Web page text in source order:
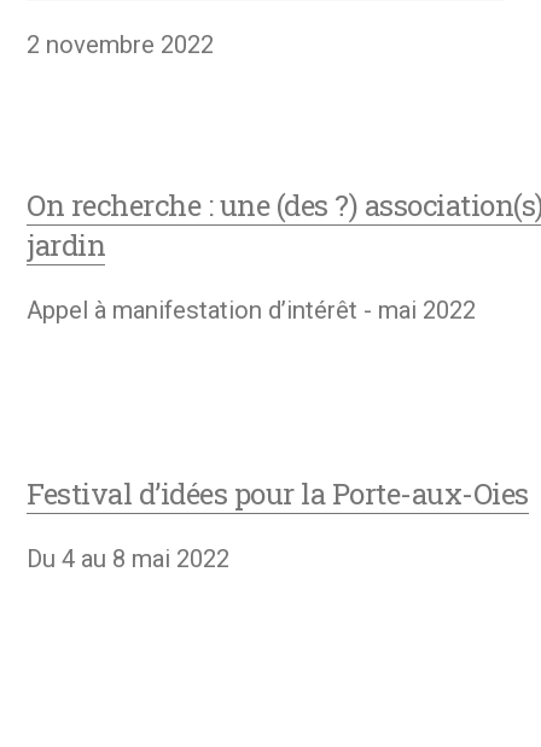
2 novembre 2022
On recherche : une (des ?)
jardin
Appel à manifestation d’intérêt - mai 2022
Festival d’idées pour la Porte-aux-Oies
Du 4 au 8 mai 2022